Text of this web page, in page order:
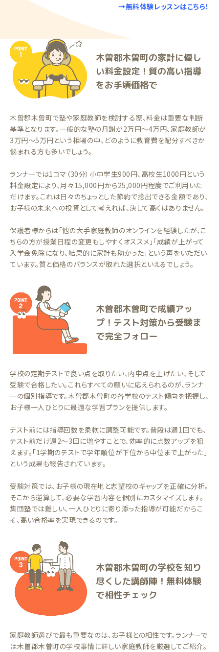
→無料体験レッスンはこちら！
木曽郡木曽町の家計に優し
い料金設定！質の高い指導
をお手頃価格で
木曽郡木曽町で塾や家庭教師を検討する際、料金は重要な判断
基準となります。一般的な塾の月謝が2万円〜4万円、家庭教師が
3万円〜5万円という相場の中、どのように教育費を配分すべきか
悩まれる方も多いでしょう。
ランナーでは1コマ（30分）小中学生900円、高校生1000円という
料金設定により、月々15,000円から25,000円程度でご利用いた
だけます。これは日々のちょっとした節約で捻出できる金額であり、
お子様の未来への投資として考えれば、決して高くはありません。
保護者様からは「他の大手家庭教師のオンラインを経験したが、こ
ちらの方が授業日程の変更もしやすくオススメ」「成績が上がって
入学金免除になり、結果的に家計も助かった」という声をいただい
ています。質と価格のバランスが取れた選択といえるでしょう。
木曽郡木曽町で成績アッ
プ！テスト対策から受験ま
で完全フォロー
学校の定期テストで良い点を取りたい、内申点を上げたい、そして
受験で合格したい。これらすべての願いに応えられるのが、ランナ
ーの個別指導です。木曽郡木曽町の各学校のテスト傾向を把握し、
お子様一人ひとりに最適な学習プランを提供します。
テスト前には指導回数を柔軟に調整可能です。普段は週1回でも、
テスト前だけ週2〜3回に増やすことで、効率的に点数アップを狙
えます。「1学期のテストで学年順位が下位から中位まで上がった」
という成果も報告されています。
受験対策では、お子様の現在地と志望校のギャップを正確に分析。
そこから逆算して、必要な学習内容を個別にカスタマイズします。
集団塾では難しい、一人ひとりに寄り添った指導が可能だからこ
そ、高い合格率を実現できるのです。
木曽郡木曽町の学校を知り
尽くした講師陣！無料体験
で相性チェック
家庭教師選びで最も重要なのは、お子様との相性です。ランナーで
は木曽郡木曽町の学校事情に詳しい家庭教師を厳選してご紹介。